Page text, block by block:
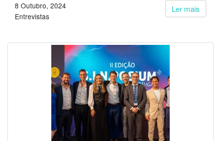
Ler mais
8 Outubro, 2024
Entrevistas